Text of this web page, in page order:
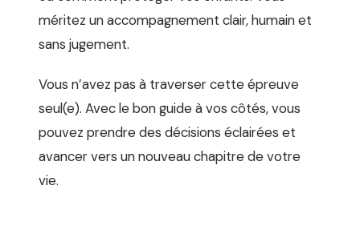
méritez un accompagnement clair, humain et
sans jugement.
Vous n’avez pas à traverser cette épreuve
seul(e). Avec le bon guide à vos côtés, vous
pouvez prendre des décisions éclairées et
avancer vers un nouveau chapitre de votre
vie.